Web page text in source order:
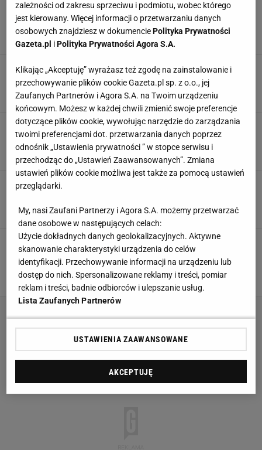
Stoch wróci do polskiej kadry? Zaskakujące
słowa Horngachera
Błażej Winter, 18 LIPCA 2026, 10:00
Rewolucja w polskiej kadrze.
Czegoś takiego nie było od dziewięciu lat
SUBSKRYPCJA
Maciusiak powiedział, co myśli o współpracy z
Horngacherem. "Po to tutaj jest"
Szymon Mańkowski, 29 MAJA 2026, 19:41
Błażej Winter,28 MAJA 2026, 18:27
Oto co Horngacher naprawdę
będzie robił w Polsce. Małysz wszystko
wyjaśnił
SUBSKRYPCJA
zależności od zakresu sprzeciwu i podmiotu, wobec którego
jest kierowany. Więcej informacji o przetwarzaniu danych
osobowych znajdziesz w dokumenciePolityka Prywatności
Gazeta.pl iPolityka Prywatności Agora S.A.
Klikając „Akceptuję” wyrażasz też zgodę na zainstalowanie i
przechowywanie plików cookie Gazeta.pl sp. z o.o., jej
Zaufanych Partnerów i Agora S.A. na Twoim urządzeniu
końcowym. Możesz w każdej chwili zmienić swoje preferencje
dotyczące plików cookie, wywołując narzędzie do zarządzania
twoimi preferencjami dot. przetwarzania danych poprzez
odnośnik „Ustawienia prywatności ” w stopce serwisu i
przechodząc do „Ustawień Zaawansowanych”. Zmiana
ustawień plików cookie możliwa jest także za pomocą ustawień
przeglądarki.
My, nasi Zaufani Partnerzy i Agora S.A. możemy przetwarzać
dane osobowe w następujących celach:
Użycie dokładnych danych geolokalizacyjnych. Aktywne
skanowanie charakterystyki urządzenia do celów
identyfikacji. Przechowywanie informacji na urządzeniu lub
dostęp do nich. Spersonalizowane reklamy i treści, pomiar
reklam i treści, badnie odbiorców i ulepszanie usług.
Lista Zaufanych Partnerów
USTAWIENIA ZAAWANSOWANE
AKCEPTUJĘ